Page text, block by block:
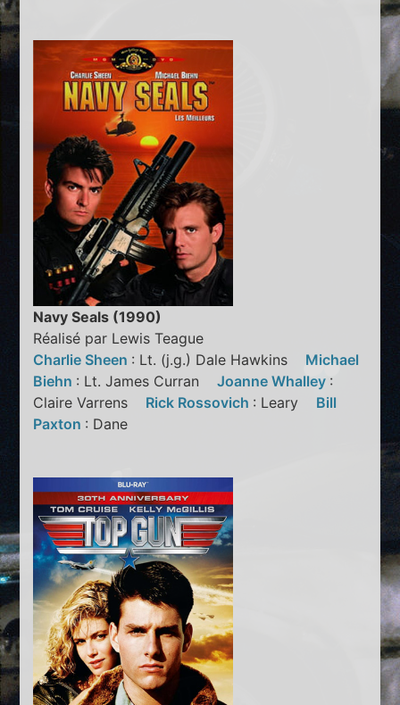
Navy Seals (1990)
Réalisé par Lewis Teague
Charlie Sheen : Lt. (j.g.) Dale Hawkins Michael
Biehn : Lt. James CurranJoanne Whalley :
Claire Varrens Rick Rossovich : Leary Bill
Paxton : Dane